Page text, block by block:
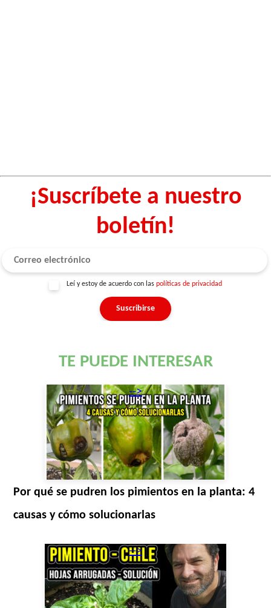
¡Suscríbete a nuestro
boletín!
Leí y estoy de acuerdo con las políticas de privacidad
TE PUEDE INTERESAR
-->
Por qué se pudren los pimientos en la planta: 4
causas y cómo solucionarlas
-->